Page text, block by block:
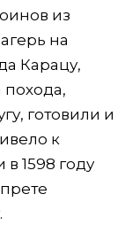
из
на
Карацу,
похода,
готовили и
к
1598 году